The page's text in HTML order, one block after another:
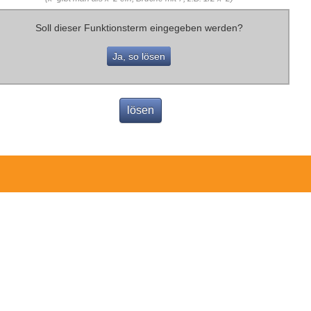
Soll dieser Funktionsterm eingegeben werden?
Ja, so lösen